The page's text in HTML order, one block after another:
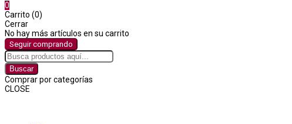
0
Carrito (0)
Cerrar
No hay más artículos en su carrito
Seguir comprando
Buscar
Comprar por categorías
CLOSE